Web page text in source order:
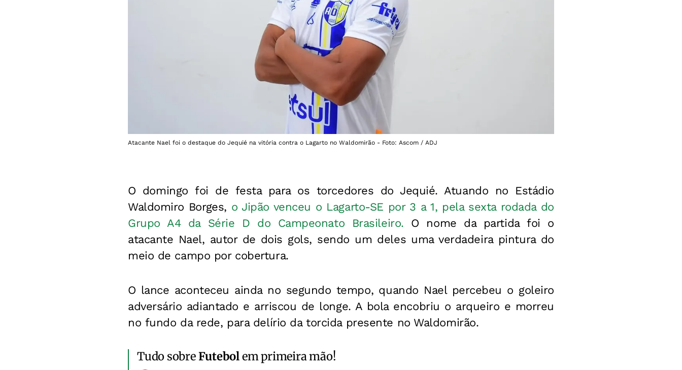
Atacante Nael foi o destaque do Jequié na vitória contra o Lagarto no Waldomirão - Foto: Ascom / ADJ
O domingo foi de festa para os torcedores do Jequié. Atuando no Estádio
Waldomiro Borges, o Jipão venceu o Lagarto-SE por 3 a 1, pela sexta rodada do
Grupo A4 da Série D do Campeonato Brasileiro. O nome da partida foi o
atacante Nael, autor de dois gols, sendo um deles uma verdadeira pintura do
meio de campo por cobertura.
O lance aconteceu ainda no segundo tempo, quando Nael percebeu o goleiro
adversário adiantado e arriscou de longe. A bola encobriu o arqueiro e morreu
no fundo da rede, para delírio da torcida presente no Waldomirão.
Tudo sobreFutebolem primeira mão!